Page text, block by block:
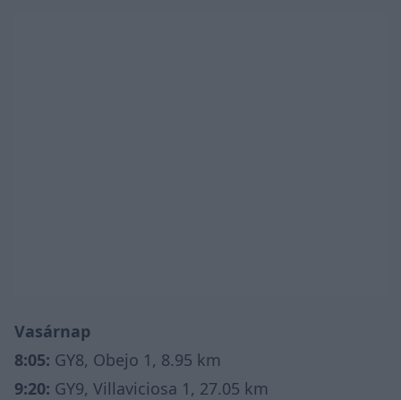
Vasárnap
8:05: GY8, Obejo 1, 8.95 km
9:20: GY9, Villaviciosa 1, 27.05 km